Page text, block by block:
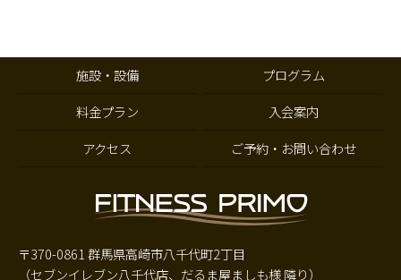
施設・設備
プログラム
料金プラン
入会案内
アクセス
ご予約・お問い合わせ
〒370-0861 群馬県高崎市八千代町2丁目
（セブンイレブン八千代店、だるま屋ましも様 隣り）